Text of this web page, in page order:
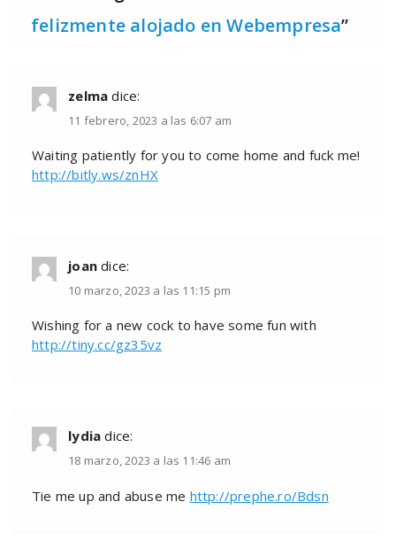
felizmente alojado en Webempresa”
zelma dice:
11 febrero, 2023 a las 6:07 am
Waiting patiently for you to come home and fuck me!
http://bitly.ws/znHX
joan dice:
10 marzo, 2023 a las 11:15 pm
Wishing for a new cock to have some fun with
http://tiny.cc/gz35vz
lydia dice:
18 marzo, 2023 a las 11:46 am
Tie me up and abuse me http://prephe.ro/Bdsn